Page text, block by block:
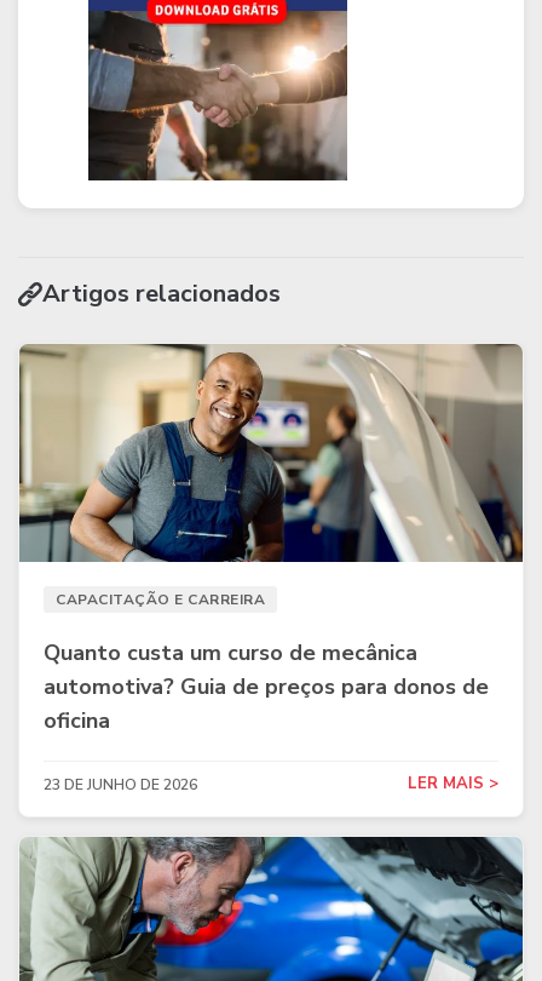
Artigos relacionados
CAPACITAÇÃO E CARREIRA
Quanto custa um curso de mecânica
automotiva? Guia de preços para donos de
oficina
23 DE JUNHO DE 2026 LER MAIS >